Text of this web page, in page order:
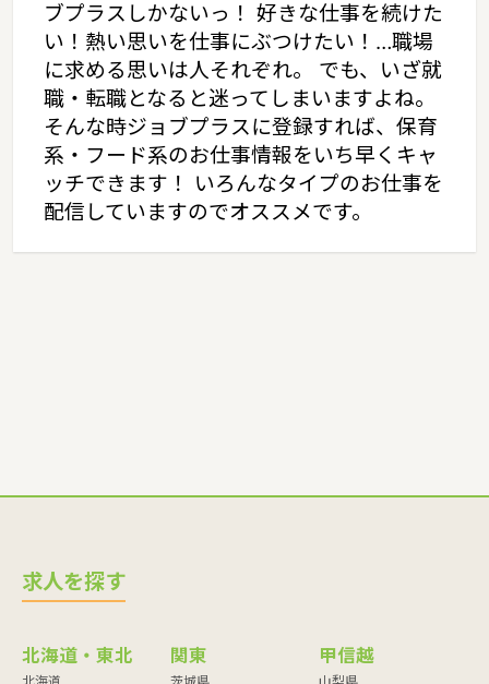
ブプラスしかないっ！ 好きな仕事を続けた
い！熱い思いを仕事にぶつけたい！…職場
に求める思いは人それぞれ。 でも、いざ就
職・転職となると迷ってしまいますよね。
そんな時ジョブプラスに登録すれば、保育
系・フード系のお仕事情報をいち早くキャ
ッチできます！ いろんなタイプのお仕事を
配信していますのでオススメです。
求人を探す
北海道・東北 関東 甲信越